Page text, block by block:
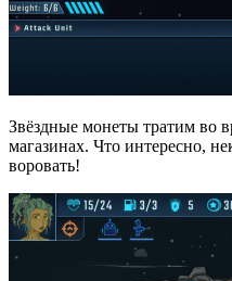
Звёздные монеты тратим во
магазинах. Что интересно,
воровать!